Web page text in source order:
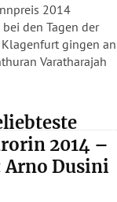
2014
den Tagen der
gingen an
Varatharajah
2014 –
Dusini